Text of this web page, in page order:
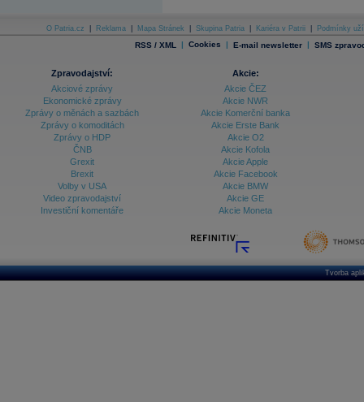
O Patria.cz Reklama Mapa Stránek Skupina Patria Kariéra v Patrii Podmínky
RSS / XML | Cookies | E-mail newsletter | SMS
Zpravodajství:
Akciové zprávy
Ekonomické zprávy
Zprávy o měnách a sazbách
Zprávy o komoditách
Zprávy o HDP
ČNB
Grexit
Brexit
Volby v USA
Video zpravodajství
Investiční komentáře
Akcie:
Akcie ČEZ
Akcie NWR
Akcie Komerční banka
Akcie Erste Bank
Akcie O2
Akcie Kofola
Akcie Apple
Akcie Facebook
Akcie BMW
Akcie GE
Akcie Moneta
Tvorba